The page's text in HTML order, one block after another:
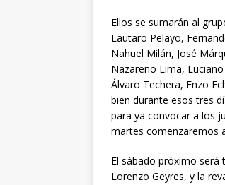
Ellos se sumarán al
Lautaro Pelayo,
Nahuel Milán, José
Nazareno Lima,
Álvaro Techera, Enzo
bien durante esos tres
para ya convocar a los
martes comenzaremos
El sábado próximo será
Lorenzo Geyres, y la